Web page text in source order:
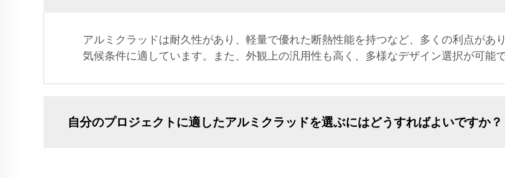
アルミクラッドは耐久性があり、軽量で優れた断熱性能を持つなど、多くの利点があ
気候条件に適しています。また、外観上の汎用性も高く、多様なデザイン選択が可能で
自分のプロジェクトに適したアルミクラッドを選ぶにはどうすればよいですか？